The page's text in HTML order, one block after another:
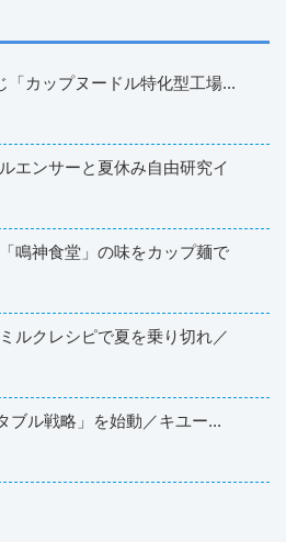
「カップヌードル特化型工場...
エンサーと夏休み自由研究イ
鳴神食堂」の味をカップ麺で
ルクレシピで夏を乗り切れ／
ブル戦略」を始動／キユー...